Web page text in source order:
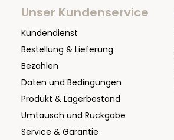
Unser Kundenservice
Kundendienst
Bestellung & Lieferung
Bezahlen
Daten und Bedingungen
Produkt & Lagerbestand
Umtausch und Rückgabe
Service & Garantie